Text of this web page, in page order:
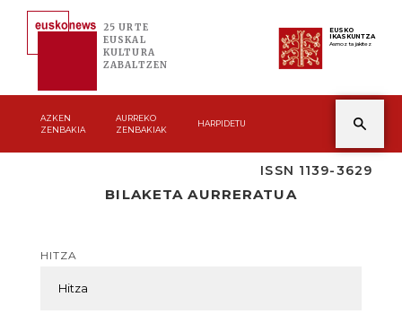
25 URTE
EUSKAL
KULTURA
ZABALTZEN
EUSKO
IKASKUNTZA
Asmoz ta jakitez
AZKEN
ZENBAKIA
AURREKO
ZENBAKIAK
HARPIDETU
ISSN 1139-3629
BILAKETA AURRERATUA
HITZA